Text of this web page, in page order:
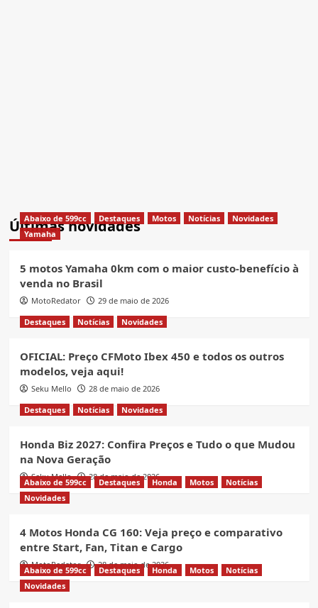
Últimas novidades
Abaixo de 599cc Destaques Motos Notícias
Novidades
Yamaha
5 motos Yamaha 0km com o maior custo-benefício à
venda no Brasil
MotoRedator
29 de maio de 2026
Destaques
Notícias Novidades
OFICIAL: Preço CFMoto Ibex 450 e todos os outros
modelos, veja aqui!
Seku Mello
28 de maio de 2026
Destaques
Notícias Novidades
Honda Biz 2027: Confira Preços e Tudo o que Mudou
na Nova Geração
Seku Mello 28 de maio de 2026
Abaixo de 599cc Destaques Honda Motos
Notícias
Novidades
4 Motos Honda CG 160: Veja preço e comparativo
entre Start, Fan, Titan e Cargo
MotoRedator 28 de maio de 2026
Abaixo de 599cc Destaques Honda Motos
Notícias
Novidades